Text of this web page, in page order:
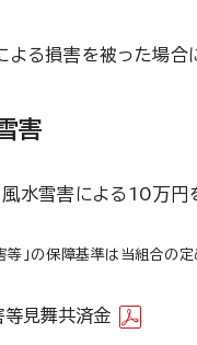
よる損害を被った場
害
風水雪害による10万
等」の保障基準は当組合の定
等見舞共済金